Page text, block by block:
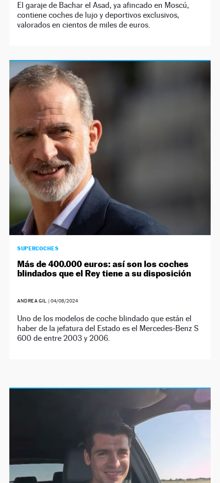
El garaje de Bachar el Asad, ya afincado en Moscú,
contiene coches de lujo y deportivos exclusivos,
valorados en cientos de miles de euros.
SUPERCOCHES
Más de 400.000 euros: así son los coches
blindados que el Rey tiene a su disposición
ANDREA GIL | 04/08/2024
Uno de los modelos de coche blindado que están el
haber de la jefatura del Estado es el Mercedes-Benz S
600 de entre 2003 y 2006.